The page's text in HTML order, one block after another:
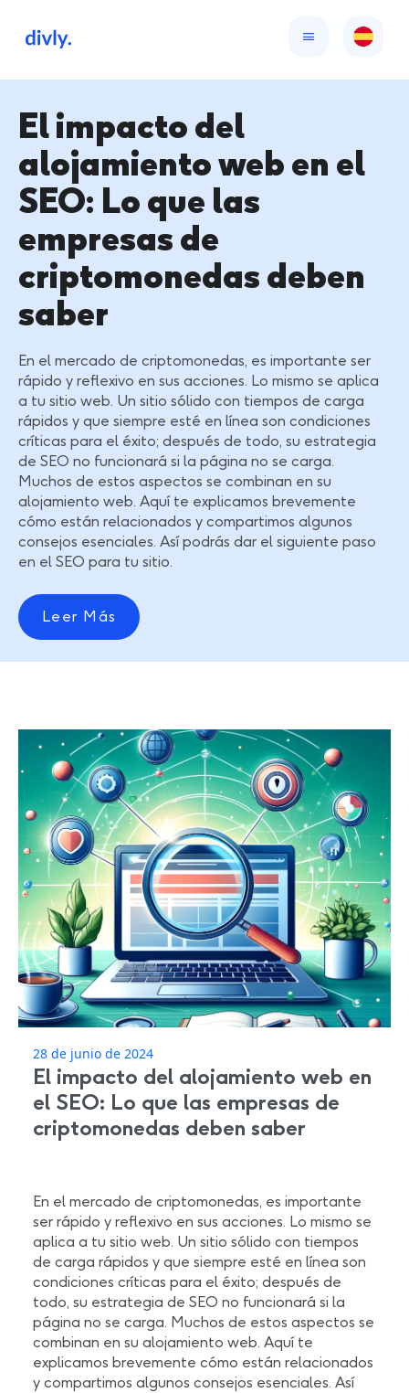
El impacto del
alojamiento web en el
SEO: Lo que las
empresas de
criptomonedas deben
saber
En el mercado de criptomonedas, es importante ser
rápido y reflexivo en sus acciones. Lo mismo se aplica
a tu sitio web. Un sitio sólido con tiempos de carga
rápidos y que siempre esté en línea son condiciones
críticas para el éxito; después de todo, su estrategia
de SEO no funcionará si la página no se carga.
Muchos de estos aspectos se combinan en su
alojamiento web. Aquí te explicamos brevemente
cómo están relacionados y compartimos algunos
consejos esenciales. Así podrás dar el siguiente paso
en el SEO para tu sitio.
Leer Más
28 de junio de 2024
El impacto del alojamiento web en
el SEO: Lo que las empresas de
criptomonedas deben saber
En el mercado de criptomonedas, es importante
ser rápido y reflexivo en sus acciones. Lo mismo se
aplica a tu sitio web. Un sitio sólido con tiempos
de carga rápidos y que siempre esté en línea son
condiciones críticas para el éxito; después de
todo, su estrategia de SEO no funcionará si la
página no se carga. Muchos de estos aspectos se
combinan en su alojamiento web. Aquí te
explicamos brevemente cómo están relacionados
y compartimos algunos consejos esenciales. Así